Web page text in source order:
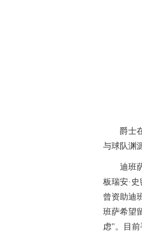
爵士
与球队渊
迪班
板瑞安·
曾资助迪
班萨希望
虑"。目前